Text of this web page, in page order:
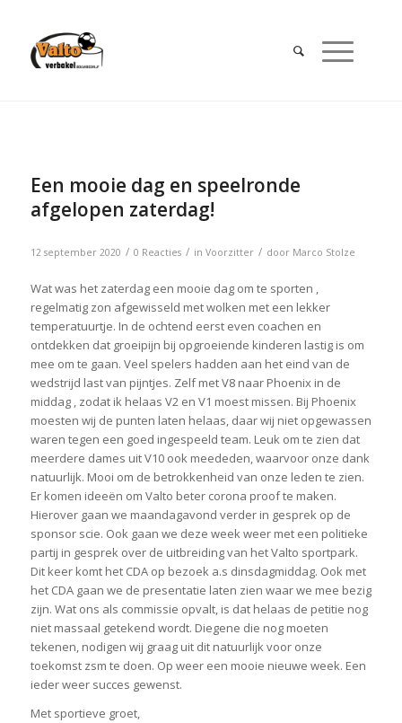
Een mooie dag en speelronde
afgelopen zaterdag!
12 september 2020 / 0 Reacties / in Voorzitter / door Marco Stolze
Wat was het zaterdag een mooie dag om te sporten ,
regelmatig zon afgewisseld met wolken met een lekker
temperatuurtje. In de ochtend eerst even coachen en
ontdekken dat groeipijn bij opgroeiende kinderen lastig is om
mee om te gaan. Veel spelers hadden aan het eind van de
wedstrijd last van pijntjes. Zelf met V8 naar Phoenix in de
middag , zodat ik helaas V2 en V1 moest missen. Bij Phoenix
moesten wij de punten laten helaas, daar wij niet opgewassen
waren tegen een goed ingespeeld team. Leuk om te zien dat
meerdere dames uit V10 ook meededen, waarvoor onze dank
natuurlijk. Mooi om de betrokkenheid van onze leden te zien.
Er komen ideeën om Valto beter corona proof te maken.
Hierover gaan we maandagavond verder in gesprek op de
sponsor scie. Ook gaan we deze week weer met een politieke
partij in gesprek over de uitbreiding van het Valto sportpark.
Dit keer komt het CDA op bezoek a.s dinsdagmiddag. Ook met
het CDA gaan we de presentatie laten zien waar we mee bezig
zijn. Wat ons als commissie opvalt, is dat helaas de petitie nog
niet massaal getekend wordt. Diegene die nog moeten
tekenen, nodigen wij graag uit dit natuurlijk voor onze
toekomst zsm te doen. Op weer een mooie nieuwe week. Een
ieder weer succes gewenst.
Met sportieve groet,